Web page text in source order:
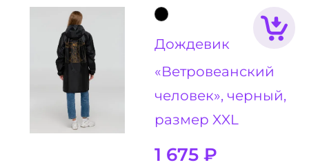
Дождевик
«Ветровеанский
человек», черный,
размер XXL
1 675 ₽